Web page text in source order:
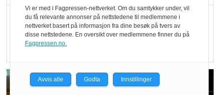
Rapport: Økokundene
er klare! Er markedet
Vi er med i Fagpressen-nettverket. Om du samtykker under, vil
du få relevante annonser på nettstedene til medlemmene i
nettverket basert på informasjon fra dine besøk på tvers av
disse nettstedene. En oversikt over medlemmene finner du på
Fagpressen.no.
Avvis alle Godta Innstillinger